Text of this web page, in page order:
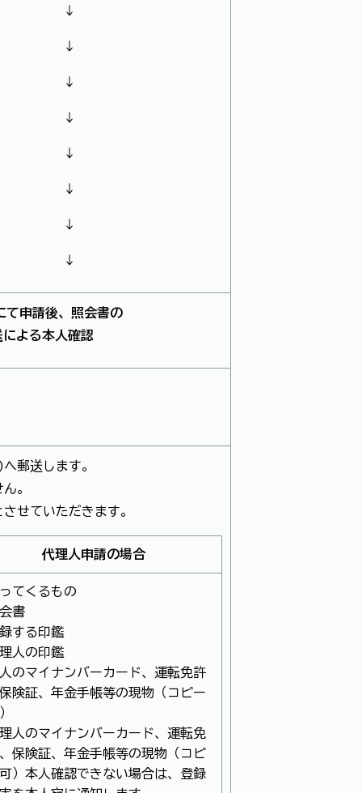
↓
↓
↓
↓
↓
↓
↓
↓
て申請後、照会書の
による本人確認
郵送します。
。
せていただきます。
代理人申請の場合
てくるもの
書
録する印鑑
理人の印鑑
人のマイナンバーカード、運転免許
険証、年金手帳等の現物（コピー
理人のマイナンバーカード、運転免
保険証、年金手帳等の現物（コピ
）本人確認できない場合は、登録